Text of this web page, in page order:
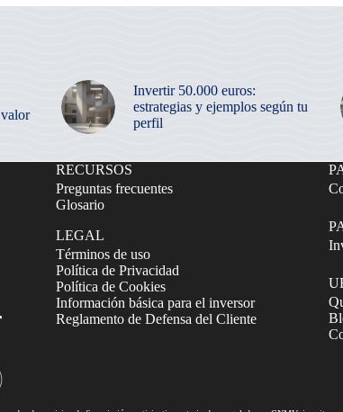
valor
Invertir 50.000 euros:
estrategias y ejemplos según tu
perfil
RECURSOS
Preguntas frecuentes
Glosario
LEGAL
Términos de uso
Política de Privacidad
Política de Cookies
Información básica para el inversor
Reglamento de Defensa del Cliente